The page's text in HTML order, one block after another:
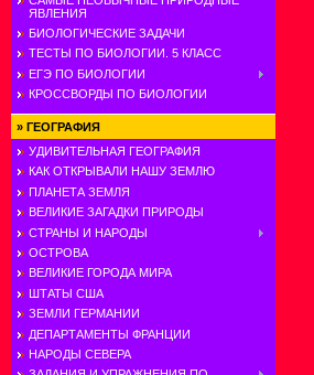
ЯВЛЕНИЯ
БИОЛОГИЧЕСКИЕ ЗАДАЧИ
ТЕСТЫ ПО БИОЛОГИИ. 5 КЛАСС
ЕГЭ ПО БИОЛОГИИ
КРОССВОРДЫ ПО БИОЛОГИИ
» ГЕОГРАФИЯ
УДИВИТЕЛЬНАЯ ГЕОГРАФИЯ
КАК ОТКРЫВАЛИ НАШУ ЗЕМЛЮ
ПЛАНЕТА ЗЕМЛЯ
ВЕЛИКИЕ ЗАГАДКИ ПРИРОДЫ
СТРАНЫ И НАРОДЫ
ОСТРОВА
ВЕЛИКИЕ ГОРОДА МИРА
ШТАТЫ США
ЗЕМЛИ ГЕРМАНИИ
ДЕПАРТАМЕНТЫ ФРАНЦИИ
НАРОДЫ СЕВЕРА